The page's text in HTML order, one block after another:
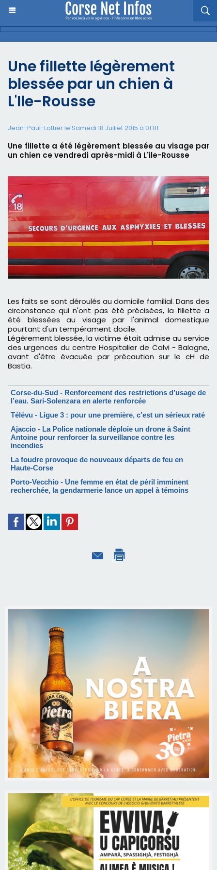
Une fillette légèrement
blessée par un chien à
L'Ile-Rousse
Jean-Paul-Lottier le Samedi 18 Juillet 2015 à 01:01
Une fillette a été légèrement blessée au visage par
un chien ce vendredi après-midi à L'ile-Rousse
Les faits se sont déroulés au domicile familial. Dans des
circonstance qui n'ont pas été précisées, la fillette a
été blessées au visage par l'animal domestique
pourtant d'un tempérament docile.
Légèrement blessée, la victime était admise au service
des urgences du centre Hospitalier de Calvi - Balagne,
avant d'être évacuée par précaution sur le cH de
Bastia.
Corse-du-Sud - Renforcement des restrictions d’usage de
l’eau. Sari-Solenzara en alerte renforcée
Télévu - Ligue 3 : pour une première, c’est un sérieux raté
Ajaccio - La Police nationale déploie un drone à Saint
Antoine pour renforcer la surveillance contre les
incendies
La foudre provoque de nouveaux départs de feu en
Haute-Corse
Porto-Vecchio - Une femme en état de péril imminent
recherchée, la gendarmerie lance un appel à témoins